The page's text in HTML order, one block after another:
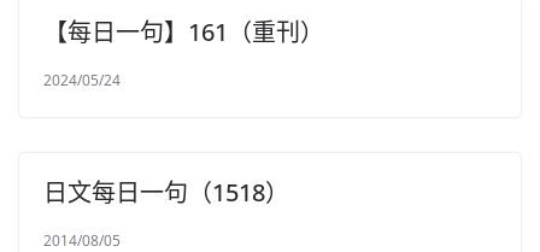
【每日一句】161（重刊）
2024/05/24
日文每日一句（1518）
2014/08/05